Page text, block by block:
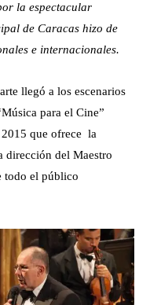
la espectacular
de Caracas hizo de
e internacionales.
llegó a los escenarios
para el Cine”
que ofrece la
dirección del Maestro
todo el público